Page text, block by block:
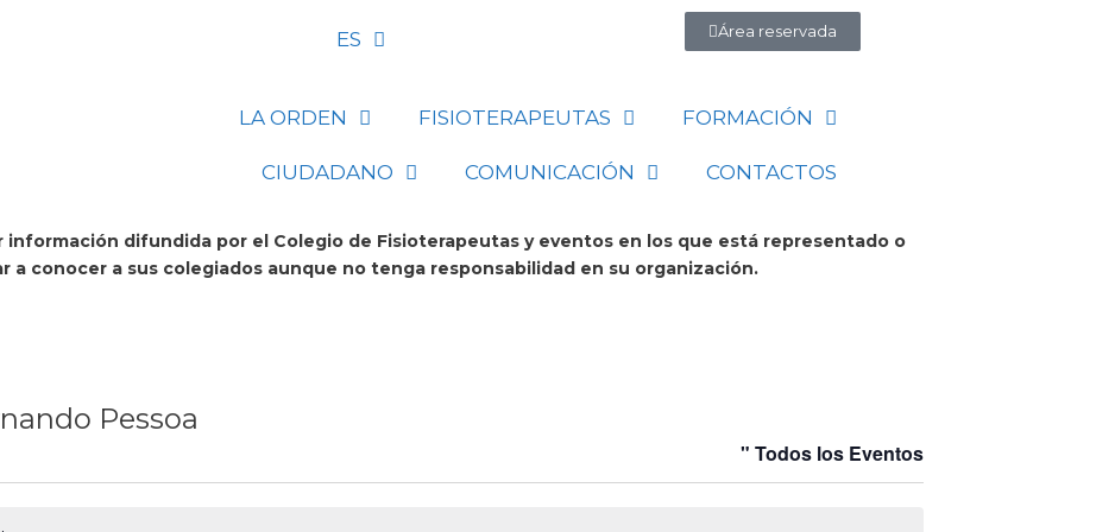
ES Área reservada
LA ORDEN FISIOTERAPEUTAS FORMACIÓN
CIUDADANO COMUNICACIÓN CONTACTOS
información difundida por el Colegio de Fisioterapeutas y eventos en los que está representado o
a conocer a sus colegiados aunque no tenga responsabilidad en su organización.
Pessoa
" Todos los Eventos